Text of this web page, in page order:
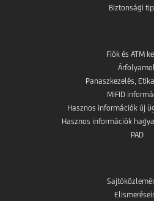
Biztonsági
Fiók és ATM
Panaszkezelés,
MiFID
Hasznos információk új
Hasznos információk
PAD